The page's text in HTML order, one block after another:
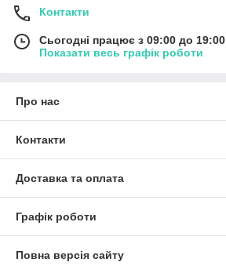
Контакти
Сьогодні працює з 09:00 до 19:00
Показати весь графік роботи
Про нас
Контакти
Доставка та оплата
Графік роботи
Повна версія сайту